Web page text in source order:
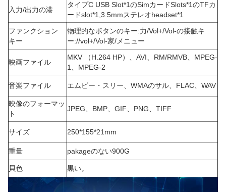
入力/出力の港
タイプC USB Slot*1のSimカードSlots*1のTFカ
ードslot*1,3.5mmステレオheadset*1
ファンクション
キー
物理的なボタンのキー:力/Vol+/Vol-の接触キ
ー://vol+/Vol-家/メニュー
映画ファイル
MKV （H.264 HP）、AVI、RM/RMVB、MPEG-
1、MPEG-2
音楽ファイル エムピー・スリー WMAのサル FLAC WAV
映像のフォーマッ
ト
JPEG BMP GIF PNG TIFF
サイズ 250*155*21mm
重量 pakageのない900G
貝色 黒い。